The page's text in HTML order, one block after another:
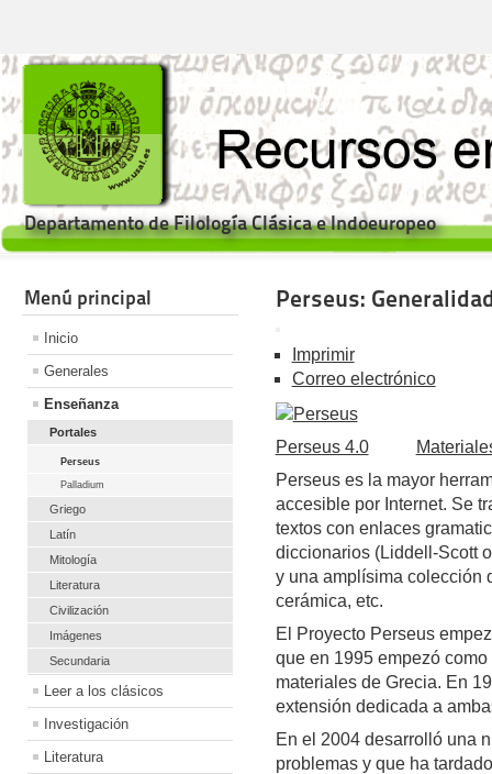
Departamento de Filología Clásica e Indoeuropeo
Menú principal
Inicio
Generales
Enseñanza
Portales
Perseus
Palladium
Griego
Latín
Mitología
Literatura
Civilización
Imágenes
Secundaria
Leer a los clásicos
Investigación
Literatura
Perseus:
Imprimir
Correo electrónico
Perseus 4.0
Perseus es la mayor
accesible por Internet. Se
textos con enlaces
diccionarios (Liddell-Scott
y una amplísima colección
cerámica, etc.
El Proyecto Perseus
que en 1995 empezó
materiales de Grecia. En
extensión dedicada a
En el 2004 desarrolló una
problemas y que ha